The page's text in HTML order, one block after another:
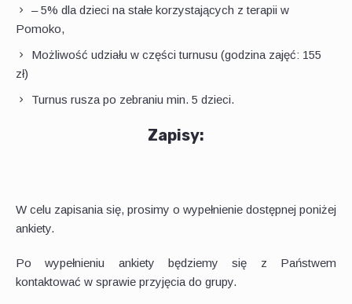
– 5% dla dzieci na stałe korzystających z terapii w
Pomoko,
Możliwość udziału w części turnusu (godzina zajęć: 155
zł)
Turnus rusza po zebraniu min. 5 dzieci.
Zapisy:
W celu zapisania się, prosimy o wypełnienie dostępnej poniżej
ankiety.
Po wypełnieniu ankiety będziemy się z Państwem
kontaktować w sprawie przyjęcia do grupy.